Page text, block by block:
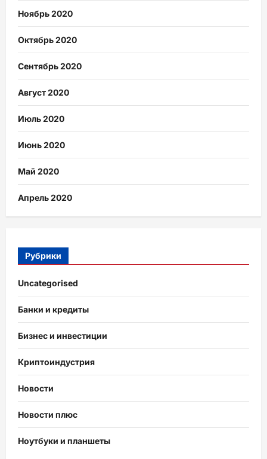
Ноябрь 2020
Октябрь 2020
Сентябрь 2020
Август 2020
Июль 2020
Июнь 2020
Май 2020
Апрель 2020
Рубрики
Uncategorised
Банки и кредиты
Бизнес и инвестиции
Криптоиндустрия
Новости
Новости плюс
Ноутбуки и планшеты